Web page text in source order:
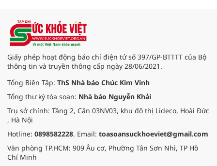
Giấy phép hoạt động báo chí điện tử số 397/GP-BTTTT của Bộ
thông tin và truyền thông cấp ngày 28/06/2021.
Tổng Biên Tập: ThS Nhà báo Chúc Kim Vinh
Tổng thư ký tòa soạn: Nhà báo Nguyễn Khải
Trụ sở chính: Tầng 2, Căn 03NV03, khu đô thị Lideco, Hoài Đức
, Hà Nội
Hotline: 0898582228. Email: toasoansuckhoeviet@gmail.com
Văn phòng TP.HCM: 909 Âu cơ, Phường Tân Sơn Nhì, TP Hồ
Chí Minh